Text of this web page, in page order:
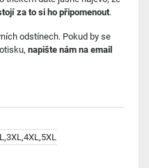
za to si ho připomenout.
odstínech. Pokud by se
napište nám na email